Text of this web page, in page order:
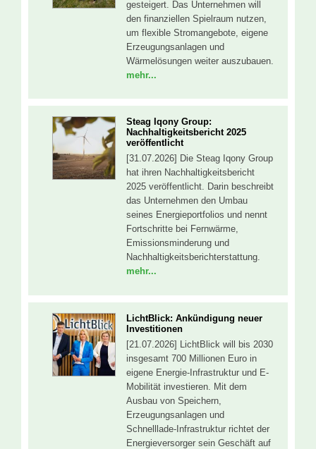
gesteigert. Das Unternehmen will
den finanziellen Spielraum nutzen,
um flexible Stromangebote, eigene
Erzeugungsanlagen und
Wärmelösungen weiter auszubauen.
mehr...
Steag Iqony Group:
Nachhaltigkeitsbericht 2025
veröffentlicht
[31.07.2026] Die Steag Iqony Group
hat ihren Nachhaltigkeitsbericht
2025 veröffentlicht. Darin beschreibt
das Unternehmen den Umbau
seines Energieportfolios und nennt
Fortschritte bei Fernwärme,
Emissionsminderung und
Nachhaltigkeitsberichterstattung.
mehr...
LichtBlick: Ankündigung neuer
Investitionen
[21.07.2026] LichtBlick will bis 2030
insgesamt 700 Millionen Euro in
eigene Energie-Infrastruktur und E-
Mobilität investieren. Mit dem
Ausbau von Speichern,
Erzeugungsanlagen und
Schnelllade-Infrastruktur richtet der
Energieversorger sein Geschäft auf